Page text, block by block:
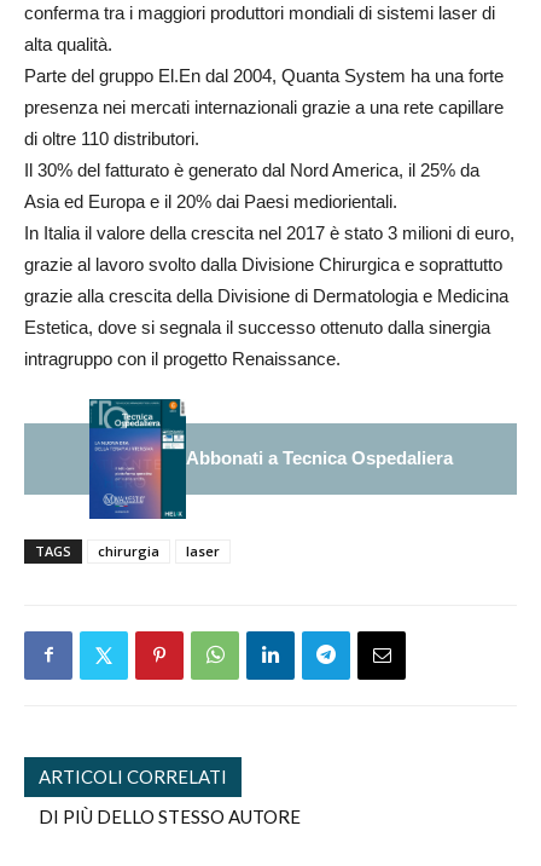
conferma tra i maggiori produttori mondiali di sistemi laser di
alta qualità.
Parte del gruppo El.En dal 2004, Quanta System ha una forte
presenza nei mercati internazionali grazie a una rete capillare
di oltre 110 distributori.
Il 30% del fatturato è generato dal Nord America, il 25% da
Asia ed Europa e il 20% dai Paesi mediorientali.
In Italia il valore della crescita nel 2017 è stato 3 milioni di euro,
grazie al lavoro svolto dalla Divisione Chirurgica e soprattutto
grazie alla crescita della Divisione di Dermatologia e Medicina
Estetica, dove si segnala il successo ottenuto dalla sinergia
intragruppo con il progetto Renaissance.
Abbonati a Tecnica Ospedaliera
TAGS chirurgia laser
ARTICOLI CORRELATI
DI PIÙ DELLO STESSO AUTORE